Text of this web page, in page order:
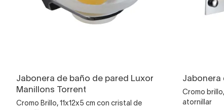
Jabonera de baño de pared Luxor
Manillons Torrent
Cromo Brillo, 11x12x5 cm con cristal de
Jabonera
Cromo
atornillar